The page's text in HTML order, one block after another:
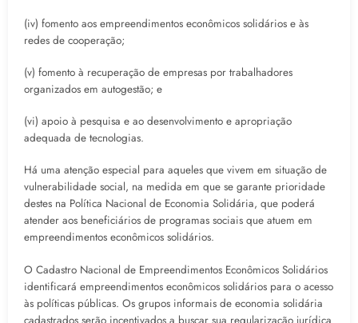
(iv) fomento aos empreendimentos econômicos solidários e às
redes de cooperação;
(v) fomento à recuperação de empresas por trabalhadores
organizados em autogestão; e
(vi) apoio à pesquisa e ao desenvolvimento e apropriação
adequada de tecnologias.
Há uma atenção especial para aqueles que vivem em situação de
vulnerabilidade social, na medida em que se garante prioridade
destes na Política Nacional de Economia Solidária, que poderá
atender aos beneficiários de programas sociais que atuem em
empreendimentos econômicos solidários.
O Cadastro Nacional de Empreendimentos Econômicos Solidários
identificará empreendimentos econômicos solidários para o acesso
às políticas públicas. Os grupos informais de economia solidária
cadastrados serão incentivados a buscar sua regularização jurídica